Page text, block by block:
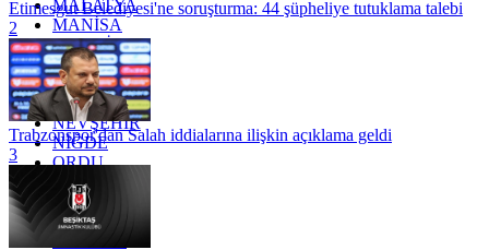
MALATYA
MANİSA
MARDİN
MERSİN
MUĞLA
MUŞ
NEVŞEHİR
NİĞDE
ORDU
OSMANİYE
RİZE
SAKARYA
Etimesgut Belediyesi'ne soruşturma: 44 şüpheliye tutuklama talebi
2
Trabzonspor'dan Salah iddialarına ilişkin açıklama geldi
3